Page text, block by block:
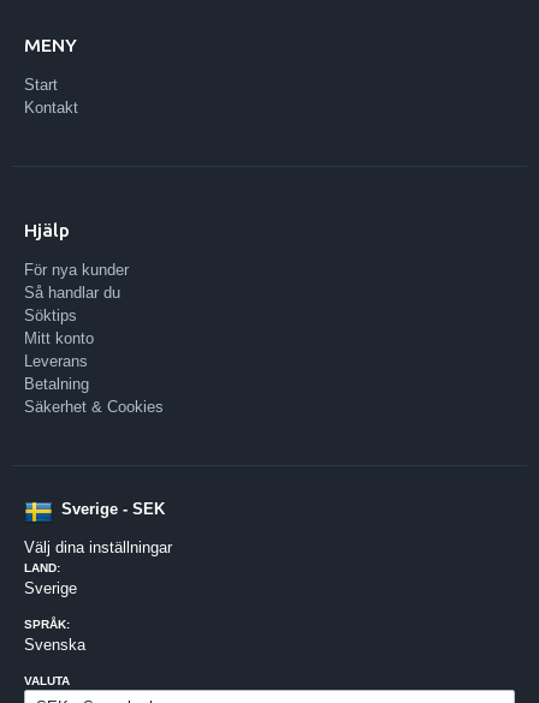
MENY
Start
Kontakt
Hjälp
För nya kunder
Så handlar du
Söktips
Mitt konto
Leverans
Betalning
Säkerhet & Cookies
Sverige - SEK
Välj dina inställningar
LAND:
Sverige
SPRÅK:
Svenska
VALUTA